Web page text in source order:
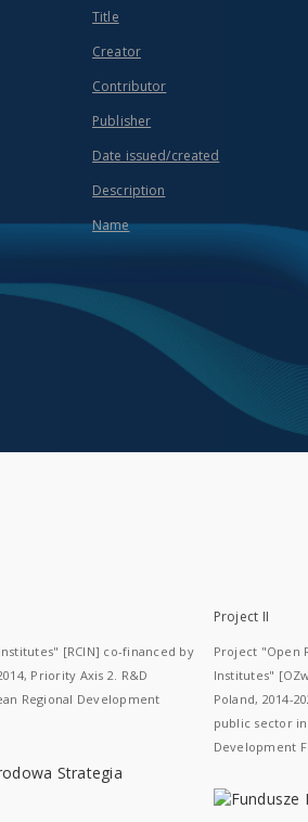
Title
Creator
Contributor
Publisher
Date issued/created
Description
Name
[RCIN] co-financed by
Priority Axis 2. R&D
Regional Development
Project II
Project "Open
Institutes"
Poland, 2014-
public sector
Development